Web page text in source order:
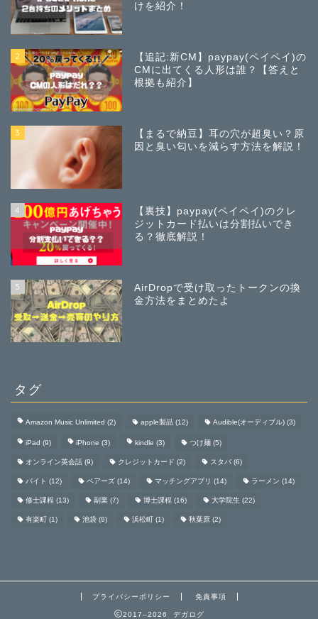
けを紹介！
2
【追記:新CM】paypay(ペイペイ)の
CMに出てくる人形は誰？【答えと
根拠も紹介】
3
【まるで納豆】耳の穴が超臭い？原
因と臭い匂いを減らす方法を解説！
4
【裏技】paypay(ペイペイ)のクレ
ジットカード払いは分割払いでき
る？徹底解説！
5
AirDropで受け取ったトークンの換
金方法をまとめたよ
タグ
Amazon Music Unlimited (2) apple製品 (12) Audible(オーディブル) (3)
iPad (9) iPhone (3) kindle (3) つけ麺 (5)
オンライン英会話 (9) クレジットカード (2) スタバ (6)
バイト (12) ペアーズ (14) マッチングアプリ (14) ラーメン (14)
修士課程 (13) 副業 (7) 博士課程 (16) 大学院生 (22)
有楽町 (1) 池袋 (9) 浜松町 (1) 秋葉原 (2)
プライバシーポリシー 免責事項
2017–2026 デガログ